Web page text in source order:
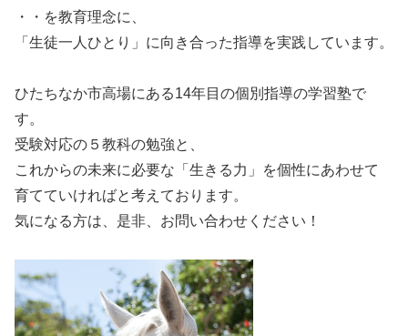
・・を教育理念に、
「生徒一人ひとり」に向き合った指導を実践しています。
ひたちなか市高場にある14年目の個別指導の学習塾で
す。
受験対応の５教科の勉強と、
これからの未来に必要な「生きる力」を個性にあわせて
育てていければと考えております。
気になる方は、是非、お問い合わせください！